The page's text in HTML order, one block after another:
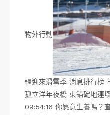
物外行動
疆迎來滑雪季 消息排行榜
孤立洋年夜橋 東錨碇地連
09:54:16 你愿意生養嗎？